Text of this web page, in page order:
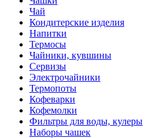
Чай
Кондитерские изделия
Напитки
Термосы
Чайники, кувшины
Сервизы
Электрочайники
Термопоты
Кофеварки
Кофемолки
Фильтры для воды, кулеры
Наборы чашек